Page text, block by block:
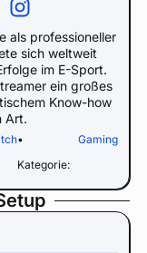
als professioneller
sich weltweit
im E-Sport.
ein großes
Know-how
Art.
•
Kategorie:
Gaming